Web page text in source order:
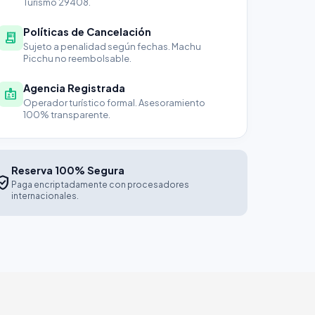
receipt_long Políticas de Cancelación
Sujeto a penalidad según fechas. Machu
Picchu no reembolsable.
badge Agencia Registrada
Operador turístico formal. Asesoramiento
100% transparente.
Reserva 100% Segura
Paga encriptadamente con procesadores
internacionales.